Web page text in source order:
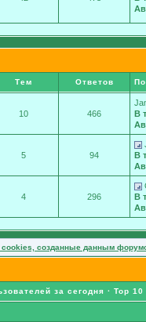
Тем Ответов
10 466
В
5 94
В
4 296
В
cookies, созданные данным
за сегодня ·Top